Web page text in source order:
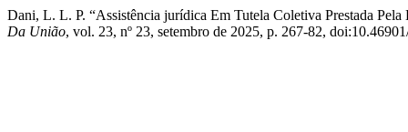
Dani, L. L. P. “Assistência jurídica Em Tutela Coletiva Prestada
Da União, vol. 23, nº 23, setembro de 2025, p. 267-82,